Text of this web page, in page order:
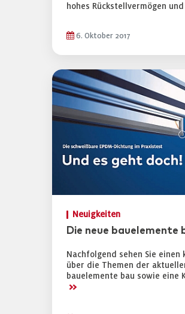
hohes Rückstellvermögen
6. Oktober 2017
Neuigkeiten
Die neue bauelemente
Nachfolgend sehen Sie einen
über die Themen der
bauelemente bau sowie eine
>>